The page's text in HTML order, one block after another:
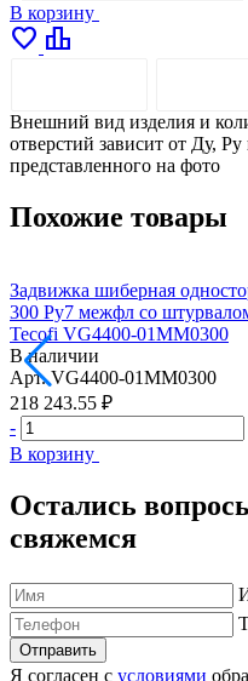
В корзину
favorite leaderboard
Внешний вид изделия и
отверстий зависит от Ду,
представленного на фото
Похожие товары
Задвижка шиберная
300 Ру7 межфл со
Tecofi VG4400-01MM0300
В наличии
Арт. VG4400-01MM0300
218 243.55 ₽
-
В корзину
Остались
свяжемся
Отправить
Я согласен с условиями